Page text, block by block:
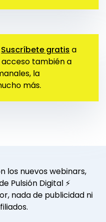
Suscríbete gratis a
acceso también a
la
más.
los nuevos webinars,
Pulsión Digital ⚡️
nada de publicidad ni